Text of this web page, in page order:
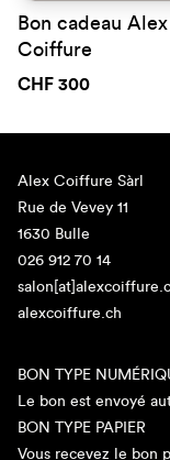
Bon cadeau Alex
Coiffure
CHF 300
Alex Coiffure Sàrl
Rue de Vevey 11
1630 Bulle
026 912 70 14
alexcoiffure.ch
BON TYPE
Le bon est envoyé
BON TYPE PAPIER
Vous recevez le bon